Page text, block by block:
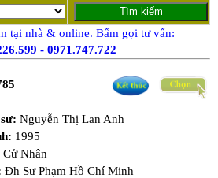
tại nhà & online. Bấm gọi tư vấn:
- 0971.747.722
Nguyễn Thị Lan Anh
1995
Cử Nhân
Đh Sư Phạm Hồ Chí Minh